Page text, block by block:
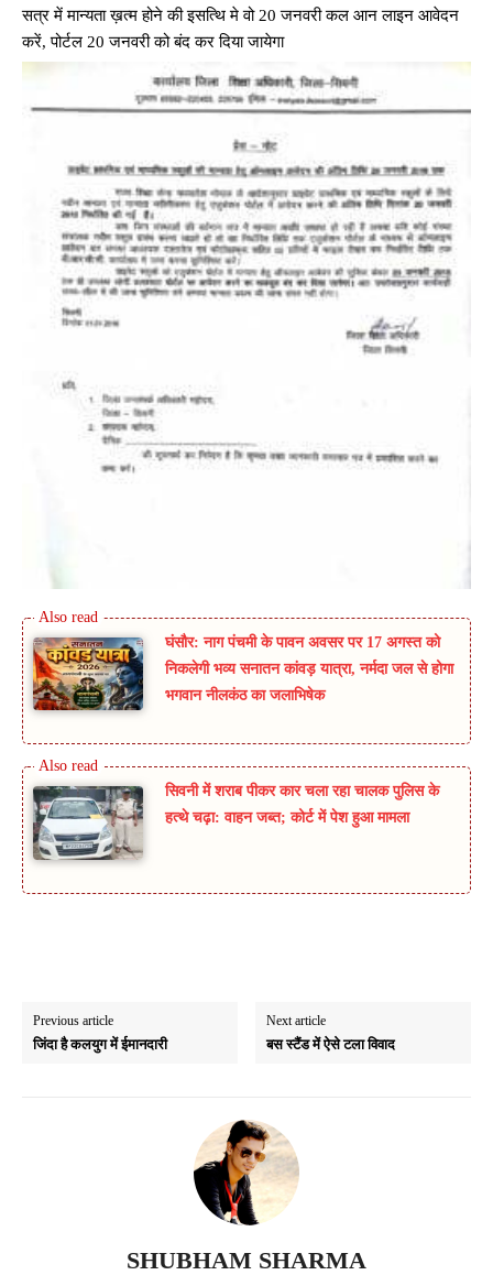
सत्र में मान्यता ख़त्म होने की इसत्थि मे वो 20 जनवरी कल आन लाइन आवेदन
करें, पोर्टल 20 जनवरी को बंद कर दिया जायेगा
घंसौर: नाग पंचमी के पावन अवसर पर 17 अगस्त को
निकलेगी भव्य सनातन कांवड़ यात्रा, नर्मदा जल से होगा
भगवान नीलकंठ का जलाभिषेक
सिवनी में शराब पीकर कार चला रहा चालक पुलिस के
हत्थे चढ़ा: वाहन जब्त; कोर्ट में पेश हुआ मामला
Previous article
जिंदा है कलयुग में ईमानदारी
Next article
बस स्टैंड में ऐसे टला विवाद
SHUBHAM SHARMA